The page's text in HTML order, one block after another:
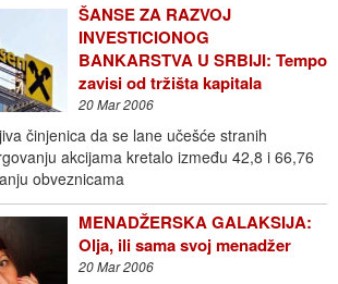
ŠANSE ZA RAZVOJ
INVESTICIONOG
BANKARSTVA U SRBIJI: Tempo
zavisi od tržišta kapitala
20 Mar 2006
činjenica da se lane učešće stranih
akcijama kretalo između 42,8 i 66,76
obveznicama
MENADŽERSKA GALAKSIJA:
Olja, ili sama svoj menadžer
20 Mar 2006